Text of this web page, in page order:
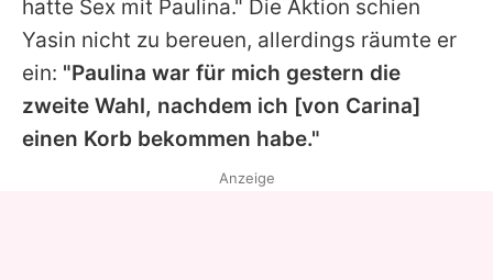
hatte Sex mit Paulina." Die Aktion schien
Yasin nicht zu bereuen, allerdings räumte er
ein: "Paulina war für mich gestern die
zweite Wahl, nachdem ich [von Carina]
einen Korb bekommen habe."
Anzeige